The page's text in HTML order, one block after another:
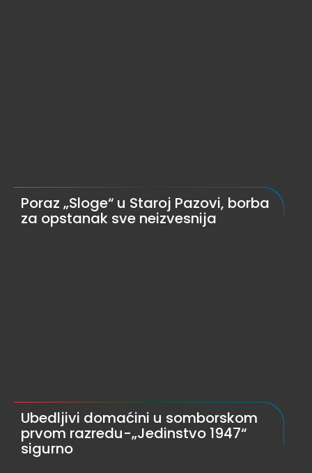
Poraz „Sloge“ u Staroj Pazovi, borba
za opstanak sve neizvesnija
Ubedljivi domaćini u somborskom
prvom razredu-„Jedinstvo 1947“
sigurno